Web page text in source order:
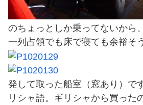
のちょっとしか乗ってないから、
一列占領でも床で寝ても余裕そ
発して取った船室（窓あり）で
リシャ語。ギリシャから買った